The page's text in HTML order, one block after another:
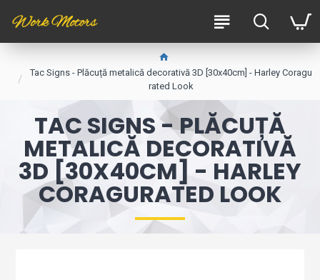
Tac Signs - Plăcuță metalică decorativă 3D [30x40cm] - Harley Coragu
rated Look
TAC SIGNS - PLĂCUȚĂ
METALICĂ DECORATIVĂ
3D [30X40CM] - HARLEY
CORAGURATED LOOK